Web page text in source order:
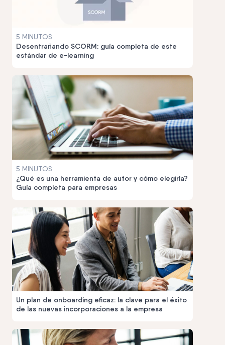
5 MINUTOS
Desentrañando SCORM: guía completa de este
estándar de e-learning
5 MINUTOS
¿Qué es una herramienta de autor y cómo elegirla?
Guía completa para empresas
Un plan de onboarding eficaz: la clave para el éxito
de las nuevas incorporaciones a la empresa